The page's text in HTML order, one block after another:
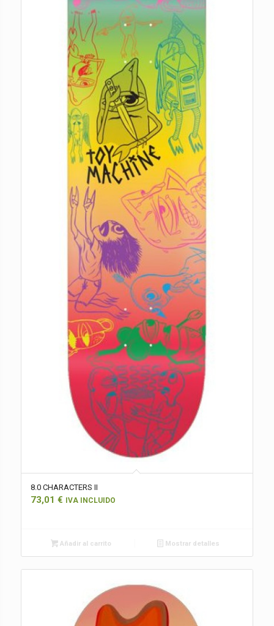
8.0 CHARACTERS II
73,01 € IVA INCLUIDO
Añadir al carrito Mostrar detalles